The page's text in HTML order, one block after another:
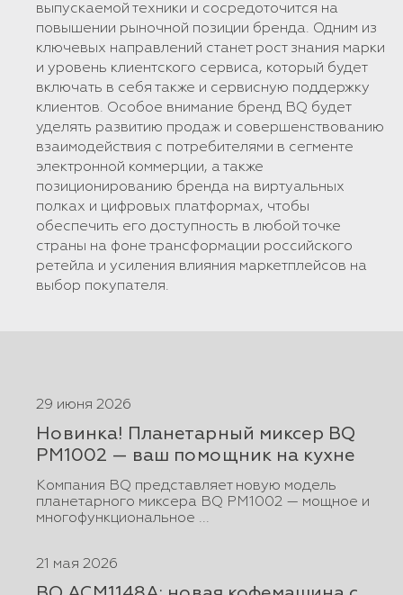
выпускаемой техники и сосредоточится на
повышении рыночной позиции бренда. Одним из
ключевых направлений станет рост знания марки
и уровень клиентского сервиса, который будет
включать в себя также и сервисную поддержку
клиентов. Особое внимание бренд BQ будет
уделять развитию продаж и совершенствованию
взаимодействия с потребителями в сегменте
электронной коммерции, а также
позиционированию бренда на виртуальных
полках и цифровых платформах, чтобы
обеспечить его доступность в любой точке
страны на фоне трансформации российского
ретейла и усиления влияния маркетплейсов на
выбор покупателя.
29 июня 2026
Новинка! Планетарный миксер BQ
PM1002 — ваш помощник на кухне
Компания BQ представляет новую модель
планетарного миксера BQ PM1002 — мощное и
многофункциональное ...
21 мая 2026